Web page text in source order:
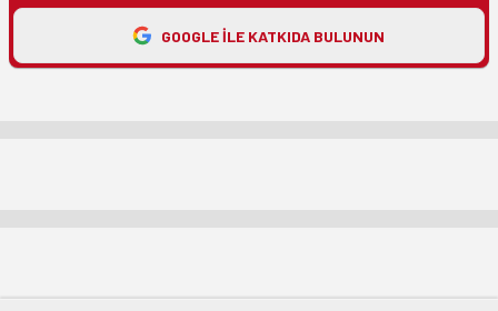
GOOGLE ILE KATKIDA BULUNUN